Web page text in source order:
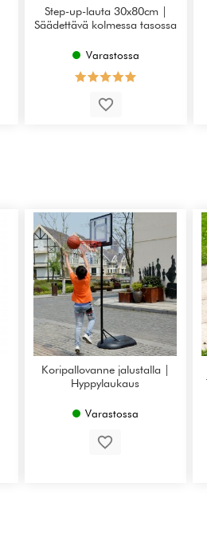
Step-up-lauta 30x80cm |
Säädettävä kolmessa tasossa
Varastossa
Koripallovanne jalustalla |
Hyppylaukaus
Varastossa